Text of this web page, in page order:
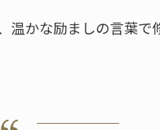
温かな励ましの言葉で